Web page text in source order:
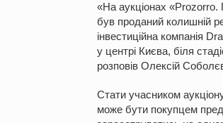
«На аукціонах «Prozorro.
був проданий колишній
інвестиційна компанія
у центрі Києва, біля
розповів Олексій
Стати учасником
може бути покупцем